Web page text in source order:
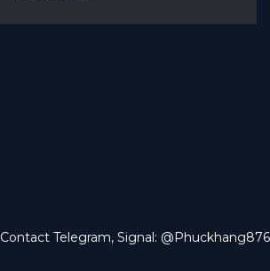
Contact Telegram, Signal: @Phuckhang876